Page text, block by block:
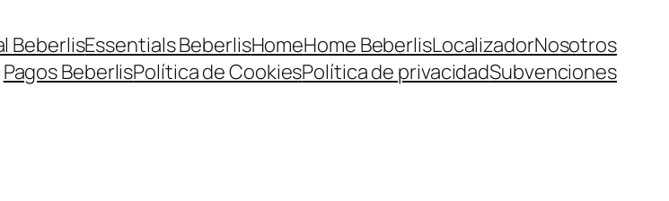
BeberlisEssentials BeberlisHomeHome BeberlisLocalizadorNosotros
Pagos BeberlisPolítica de CookiesPolítica de privacidadSubvenciones